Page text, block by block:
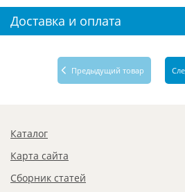
Доставка и оплата
Предыдущий товар
Каталог
Карта сайта
Сборник статей